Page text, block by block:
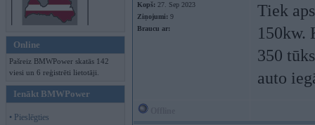
Online
Pašreiz BMWPower skatās 142
viesi un 6 reģistrēti lietotāji.
Ienākt BMWPower
• Pieslēgties
Kopš: 27. Sep 2023
Ziņojumi: 9
Braucu ar:
Tiek
150kw.
350
auto